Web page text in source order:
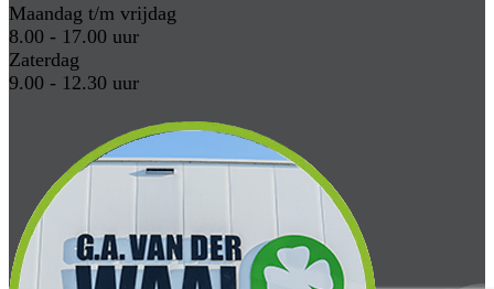
Maandag t/m vrijdag
8.00 - 17.00 uur
Zaterdag
9.00 - 12.30 uur